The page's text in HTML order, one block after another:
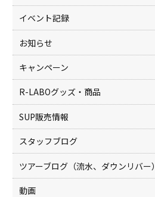
イベント記録
お知らせ
キャンペーン
R-LABOグッズ・商品
SUP販売情報
スタッフブログ
ツアーブログ（流水、ダウンリバー）
動画